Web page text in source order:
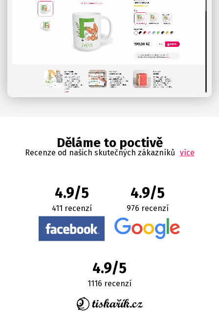
Děláme to poctivě
Recenze od našich skutečných zákazníků více
4.9/5
411 recenzí
4.9/5
976 recenzí
4.9/5
1116 recenzí